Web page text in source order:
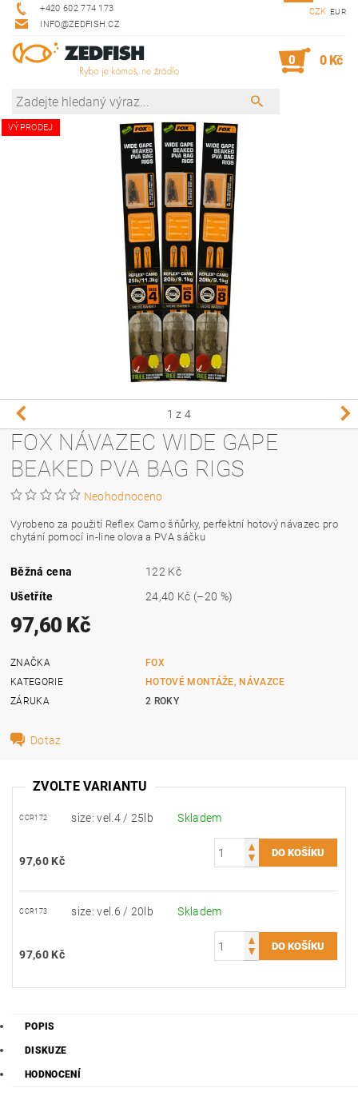
+420 602 774 173
INFO@ZEDFISH.CZ
CZK EUR
0 0 Kč
VÝPRODEJ
1 z 4
FOX NÁVAZEC WIDE GAPE
BEAKED PVA BAG RIGS
Neohodnoceno
Vyrobeno za použití Reflex Camo šňůrky, perfektní hotový návazec pro
chytání pomocí in-line olova a PVA sáčku
Běžná cena
122 Kč
Ušetříte
24,40 Kč (–20 %)
97,60 Kč
ZNAČKA
FOX
KATEGORIE
HOTOVÉ MONTÁŽE, NÁVAZCE
ZÁRUKA
2 ROKY
Dotaz
ZVOLTE VARIANTU
CCR172 size: vel.4 / 25lb Skladem
97,60 Kč
CCR173 size: vel.6 / 20lb Skladem
97,60 Kč
POPIS
DISKUZE
HODNOCENÍ